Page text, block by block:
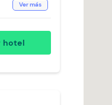
Ver más
hotel